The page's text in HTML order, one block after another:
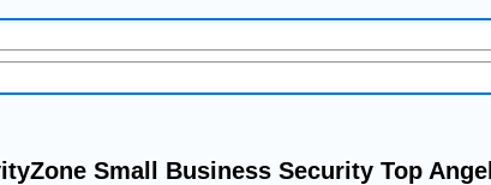
Small Business Security Top